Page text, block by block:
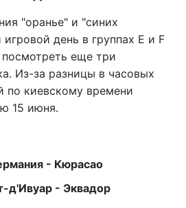
"оранье" и "синих
день в группах E и F
еще три
Из-за разницы в часовых
по киевскому времени
15 июня.
- Кюрасао
д'Ивуар - Эквадор